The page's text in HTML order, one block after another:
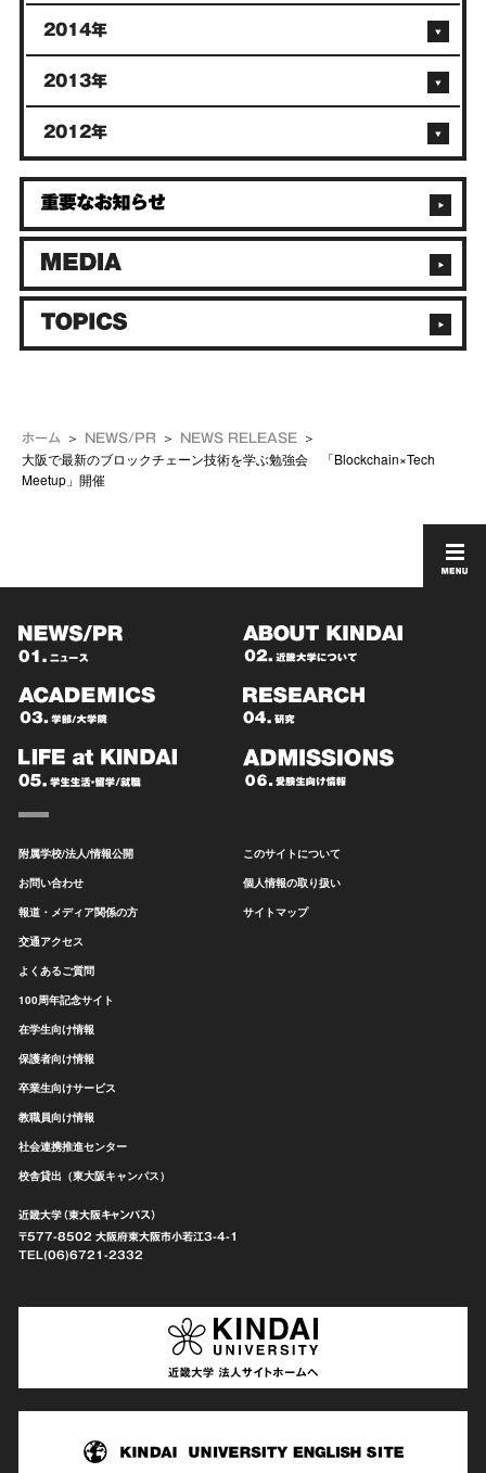
ホーム NEWS/PR NEWS RELEASE
大阪で最新のブロックチェーン技術を学ぶ勉強会 「Blockchain×Tech
Meetup」開催
2014年
2013年
2012年
附属学校/法人/情報公開
お問い合わせ
報道・メディア関係の方
交通アクセス
よくあるご質問
100周年記念サイト
在学生向け情報
保護者向け情報
卒業生向けサービス
教職員向け情報
社会連携推進センター
校舎貸出（東大阪キャンパス）
このサイトについて
個人情報の取り扱い
サイトマップ
近畿大学（東大阪キャンパス）
〒577-8502 大阪府東大阪市小若江3-4-1
TEL(06)6721-2332